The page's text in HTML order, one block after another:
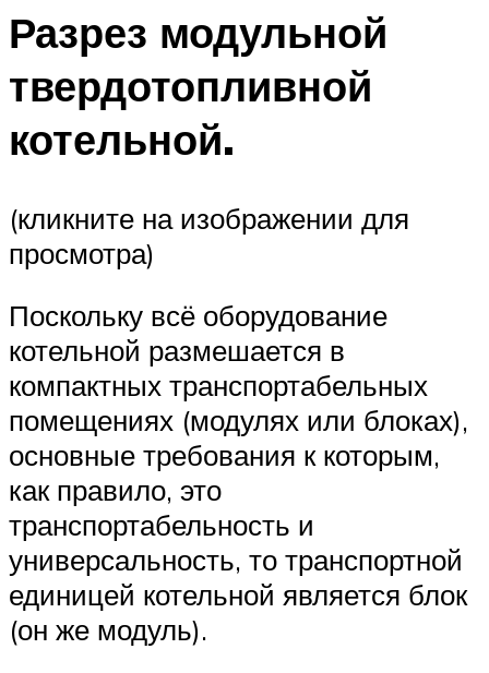
Разрез модульной
твердотопливной
котельной.
(кликните на изображении для
просмотра)
Поскольку всё оборудование
котельной размешается в
компактных транспортабельных
помещениях (модулях или блоках),
основные требования к которым,
как правило, это
транспортабельность и
универсальность, то транспортной
единицей котельной является блок
(он же модуль).